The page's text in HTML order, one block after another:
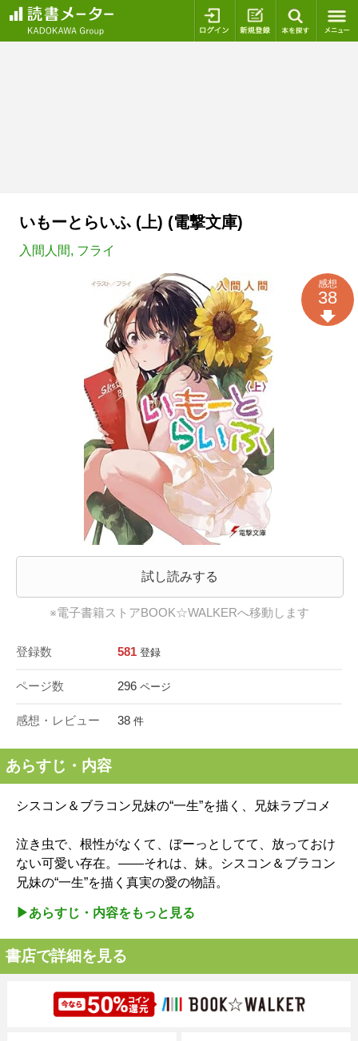
ログイン 新規登録
いもーとらいふ (上) (電撃文庫)
入間人間, フライ
試し読みする
※電子書籍ストアBOOK☆WALKERへ移動します
登録数 581 登録
ページ数 296 ページ
感想・レビュー 38 件
感想
38
あらすじ・内容
シスコン＆ブラコン兄妹の“一生”を描く、兄妹ラブコメ
泣き虫で、根性がなくて、ぼーっとしてて、放っておけ
ない可愛い存在。――それは、妹。シスコン＆ブラコン
兄妹の“一生”を描く真実の愛の物語。
▶︎あらすじ・内容をもっと見る
書店で詳細を見る